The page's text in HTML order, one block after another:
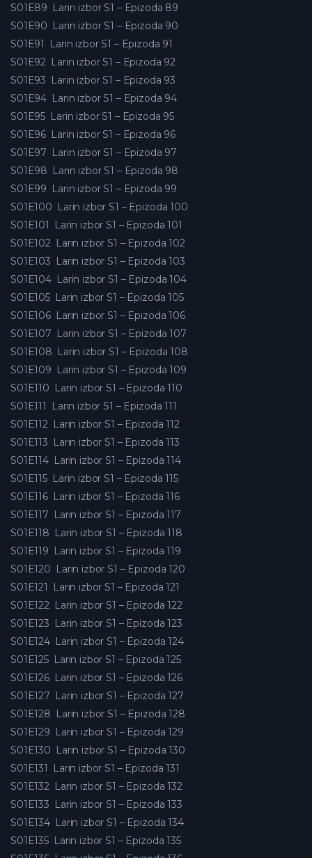
S01E89 Larin izbor S1 – Epizoda 89
S01E90 Larin izbor S1 – Epizoda 90
S01E91
Larin izbor S1 – Epizoda 91
S01E92 Larin izbor S1 – Epizoda 92
S01E93 Larin izbor S1 – Epizoda 93
S01E94 Larin izbor S1 – Epizoda 94
S01E95 Larin izbor S1 – Epizoda 95
S01E96 Larin izbor S1 – Epizoda 96
S01E97 Larin izbor S1 – Epizoda 97
S01E98 Larin izbor S1 – Epizoda 98
S01E99 Larin izbor S1 – Epizoda 99
S01E100 Larin izbor S1 – Epizoda 100
S01E101
Larin izbor S1 – Epizoda 101
S01E102 Larin izbor S1 – Epizoda 102
S01E103 Larin izbor S1 – Epizoda 103
S01E104 Larin izbor S1 – Epizoda 104
S01E105 Larin izbor S1 – Epizoda 105
S01E106 Larin izbor S1 – Epizoda 106
S01E107 Larin izbor S1 – Epizoda 107
S01E108 Larin izbor S1 – Epizoda 108
S01E109 Larin izbor S1 – Epizoda 109
S01E110 Larin izbor S1 – Epizoda 110
S01E111
Larin izbor S1 – Epizoda 111
S01E112 Larin izbor S1 – Epizoda 112
S01E113 Larin izbor S1 – Epizoda 113
S01E114 Larin izbor S1 – Epizoda 114
S01E115 Larin izbor S1 – Epizoda 115
S01E116 Larin izbor S1 – Epizoda 116
S01E117 Larin izbor S1 – Epizoda 117
S01E118 Larin izbor S1 – Epizoda 118
S01E119 Larin izbor S1 – Epizoda 119
S01E120 Larin izbor S1 – Epizoda 120
S01E121
Larin izbor S1 – Epizoda 121
S01E122 Larin izbor S1 – Epizoda 122
S01E123 Larin izbor S1 – Epizoda 123
S01E124 Larin izbor S1 – Epizoda 124
S01E125 Larin izbor S1 – Epizoda 125
S01E126 Larin izbor S1 – Epizoda 126
S01E127 Larin izbor S1 – Epizoda 127
S01E128 Larin izbor S1 – Epizoda 128
S01E129 Larin izbor S1 – Epizoda 129
S01E130 Larin izbor S1 – Epizoda 130
S01E131
Larin izbor S1 – Epizoda 131
S01E132 Larin izbor S1 – Epizoda 132
S01E133 Larin izbor S1 – Epizoda 133
S01E134 Larin izbor S1 – Epizoda 134
S01E135 Larin izbor S1 – Epizoda 135